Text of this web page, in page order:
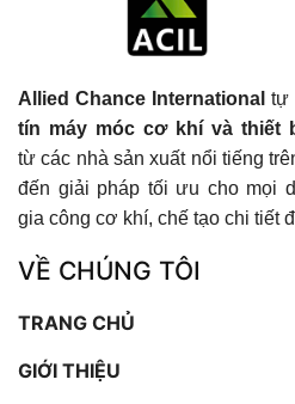
Allied Chance International tự
tín máy móc cơ khí và thiết
từ các nhà sản xuất nổi tiếng
đến giải pháp tối ưu cho mọi
gia công cơ khí, chế tạo chi tiết
VỀ CHÚNG TÔI
TRANG CHỦ
GIỚI THIỆU